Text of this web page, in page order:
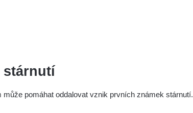
stárnutí
pomáhat oddalovat vznik prvních známek stárnutí.